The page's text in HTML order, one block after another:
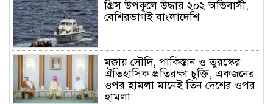
গ্রিস উপকূলে উদ্ধার ২০২ অভিবাসী,
বেশিরভাগই বাংলাদেশি
মক্কায় সৌদি, পাকিস্তান ও তুরস্কের
ঐতিহাসিক প্রতিরক্ষা চুক্তি, একজনের
ওপর হামলা মানেই তিন দেশের ওপর
হামলা